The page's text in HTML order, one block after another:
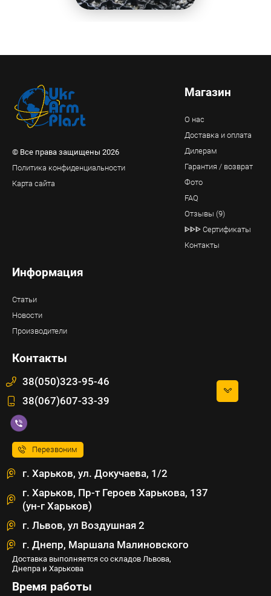
© Все права защищены 2026
Политика конфиденциальности
Карта сайта
Магазин
О нас
Доставка и оплата
Дилерам
Гарантия / возврат
Фото
FAQ
Отзывы (9)
ᐈᐈᐈ Сертификаты
Контакты
Информация
Статьи
Новости
Производители
Контакты
38(050)323-95-46
38(067)607-33-39
Перезвоним
г. Харьков, ул. Докучаева, 1/2
г. Харьков, Пр-т Героев Харькова, 137
(ун-г Харьков)
г. Львов, ул Воздушная 2
г. Днепр, Маршала Малиновского
Доставка выполняется со складов Львова,
Днепра и Харькова
Время работы